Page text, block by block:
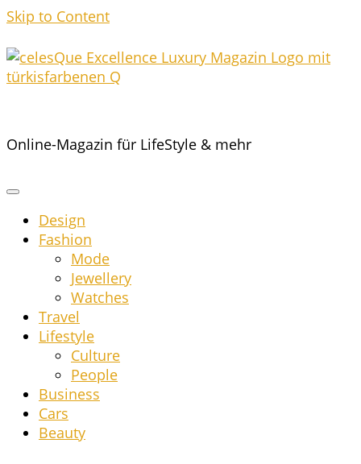
Skip to Content
Online-Magazin für LifeStyle & mehr
Design
Fashion
Mode
Jewel­lery
Wat­ches
Tra­vel
Life­style
Cul­tu­re
Peo­p­le
Busi­ness
Cars
Beau­ty